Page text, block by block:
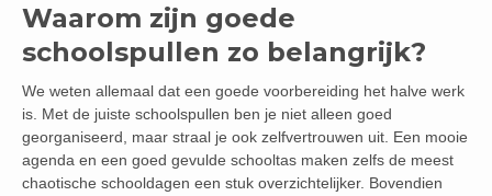
Waarom zijn goede
schoolspullen zo belangrijk?
We weten allemaal dat een goede voorbereiding het halve werk
is. Met de juiste schoolspullen ben je niet alleen goed
georganiseerd, maar straal je ook zelfvertrouwen uit. Een mooie
agenda en een goed gevulde schooltas maken zelfs de meest
chaotische schooldagen een stuk overzichtelijker. Bovendien